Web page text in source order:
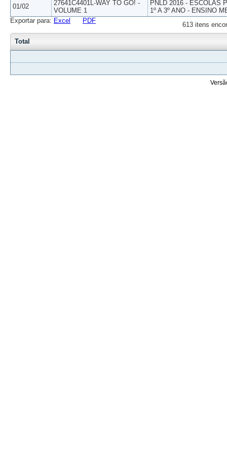
01/02
27641C4401L-WAY TO GO! -
VOLUME 1
PNLD 2016 - ESCOLAS
1º A 3º ANO - ENSINO
613 itens
Exportar para: Excel PDF
Total